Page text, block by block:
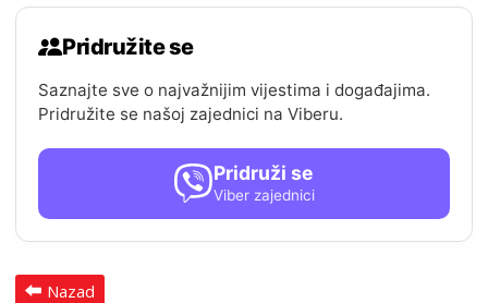
Pridružite se
Saznajte sve o najvažnijim vijestima i događajima.
Pridružite se našoj zajednici na Viberu.
Pridruži se
Viber zajednici
Nazad